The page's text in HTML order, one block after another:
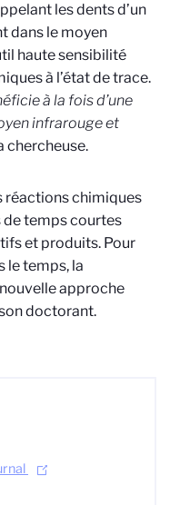
les dents d’un
dans le moyen
haute sensibilité
à l’état de trace.
à la fois d’une
infrarouge et
chercheuse.
réactions chimiques
de temps courtes
et produits. Pour
le temps, la
approche
doctorant.